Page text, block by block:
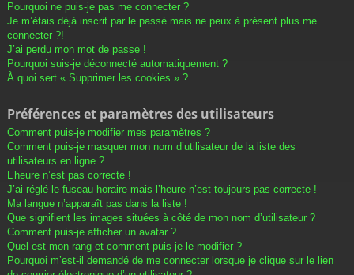
Pourquoi ne puis-je pas me connecter ?
Je m’étais déjà inscrit par le passé mais ne peux à présent plus me
connecter ?!
J’ai perdu mon mot de passe !
Pourquoi suis-je déconnecté automatiquement ?
À quoi sert « Supprimer les cookies » ?
Préférences et paramètres des utilisateurs
Comment puis-je modifier mes paramètres ?
Comment puis-je masquer mon nom d’utilisateur de la liste des
utilisateurs en ligne ?
L’heure n’est pas correcte !
J’ai réglé le fuseau horaire mais l’heure n’est toujours pas correcte !
Ma langue n’apparaît pas dans la liste !
Que signifient les images situées à côté de mon nom d’utilisateur ?
Comment puis-je afficher un avatar ?
Quel est mon rang et comment puis-je le modifier ?
Pourquoi m’est-il demandé de me connecter lorsque je clique sur le lien